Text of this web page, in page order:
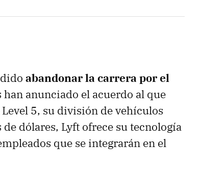
abandonar la carrera por el
anunciado el acuerdo al que
5, su división de vehículos
dólares, Lyft ofrece su tecnología
que se integrarán en el